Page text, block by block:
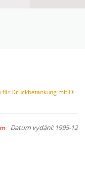
für Druckbetankung mit Öl
Datum vydání: 1995-12